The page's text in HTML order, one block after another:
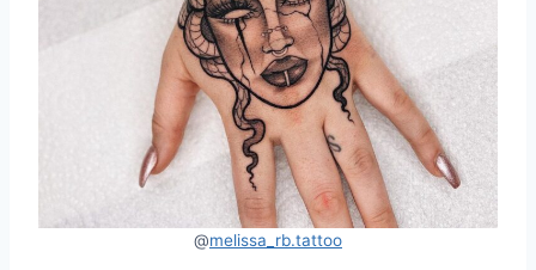
@melissa_rb.tattoo